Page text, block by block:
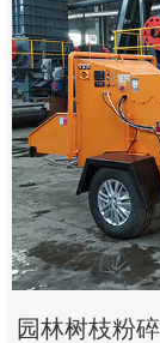
园林树枝粉